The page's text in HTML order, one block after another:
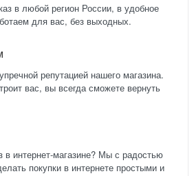
в любой регион России, в удобное
для вас, без выходных.
репутацией нашего магазина.
вас, вы всегда сможете вернуть
в интернет-магазине? Мы с радостью
покупки в интернете простыми и